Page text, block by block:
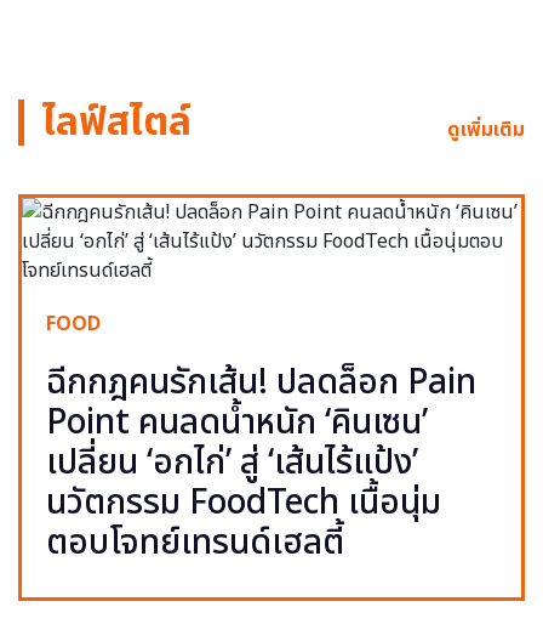
ไลฟ์สไตล์ ดูเพิ่มเติม
FOOD
ฉีกกฎคนรักเส้น! ปลดล็อก Pain
Point คนลดน้ำหนัก ‘คินเซน’
เปลี่ยน ‘อกไก่’ สู่ ‘เส้นไร้แป้ง’
นวัตกรรม FoodTech เนื้อนุ่ม
ตอบโจทย์เทรนด์เฮลตี้